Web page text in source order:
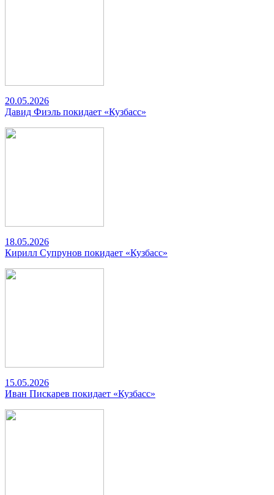
20.05.2026
Давид Фиэль покидает «Кузбасс»
18.05.2026
Кирилл Супрунов покидает «Кузбасс»
15.05.2026
Иван Пискарев покидает «Кузбасс»